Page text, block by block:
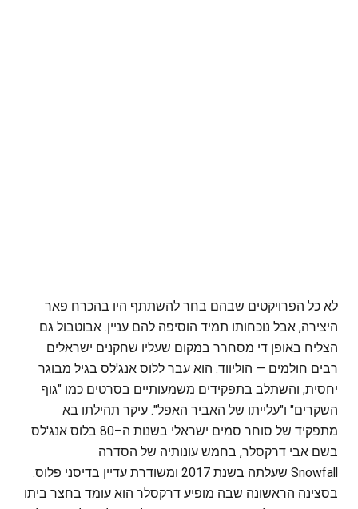
לא כל הפרויקטים שבהם בחר להשתתף היו בהכרח פאר
היצירה, אבל נוכחותו תמיד הוסיפה להם עניין. אבוטבול גם
הצליח באופן די מסחרר במקום שעליו שחקנים ישראלים
רבים חולמים — הוליווד. הוא עבר ללוס אנג'לס בגיל מבוגר
יחסית, והשתלב בתפקידים משמעותיים בסרטים כמו "גוף
השקרים" ו"עלייתו של האביר האפל". עיקר תהילתו בא
מתפקיד של סוחר סמים ישראלי בשנות ה–80 בלוס אנג'לס
בשם אבי דרקסלר, בחמש עונותיה של הסדרה
Snowfall שעלתה בשנת 2017 ומשודרת עדיין בדיסני פלוס.
בסצינה הראשונה שבה מופיע דרקסלר הוא עומד בחצר ביתו